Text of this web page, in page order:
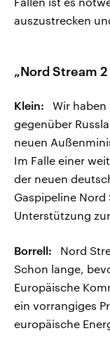
auszustrecken
„Nord Stream
Klein: Wir haben
gegenüber
neuen
Im Falle einer
der neuen
Gaspipeline
Unterstützung
Borrell: Nord
Schon lange,
Europäische
ein vorrangiges
europäische